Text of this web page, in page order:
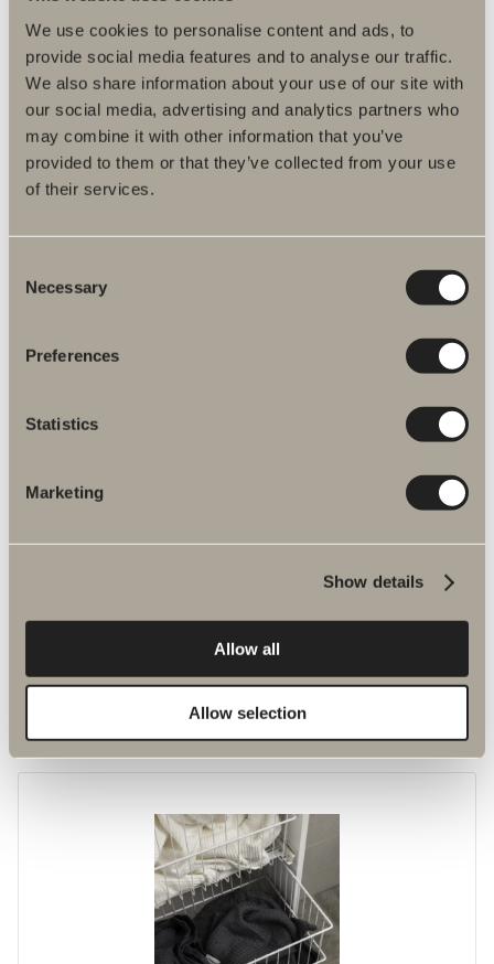
We use cookies to personalise content and ads, to
provide social media features and to analyse our traffic.
We also share information about your use of our site with
our social media, advertising and analytics partners who
may combine it with other information that you’ve
provided to them or that they’ve collected from your use
of their services.
Selection
Necessary
Preferences
Statistics
Marketing
Show details
Allow all
Allow selection
Laddstation, med två eluttag. Ett perfekt ställe att ladda eltandborsten
770 kr
Glashyllor högskåp